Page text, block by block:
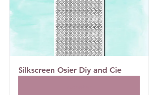
Silkscreen Osier Diy and Cie